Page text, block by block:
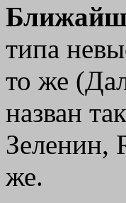
типа
то же
назван
Зеленин,
же.